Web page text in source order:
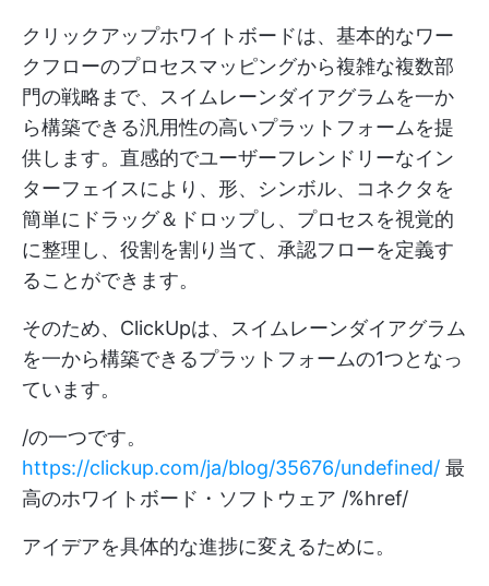
クリックアップホワイトボードは、基本的なワー
クフローのプロセスマッピングから複雑な複数部
門の戦略まで、スイムレーンダイアグラムを一か
ら構築できる汎用性の高いプラットフォームを提
供します。直感的でユーザーフレンドリーなイン
ターフェイスにより、形、シンボル、コネクタを
簡単にドラッグ＆ドロップし、プロセスを視覚的
に整理し、役割を割り当て、承認フローを定義す
ることができます。
そのため、ClickUpは、スイムレーンダイアグラム
を一から構築できるプラットフォームの1つとなっ
ています。
/の一つです。
https://clickup.com/ja/blog/35676/undefined/ 最
高のホワイトボード・ソフトウェア /%href/
アイデアを具体的な進捗に変えるために。